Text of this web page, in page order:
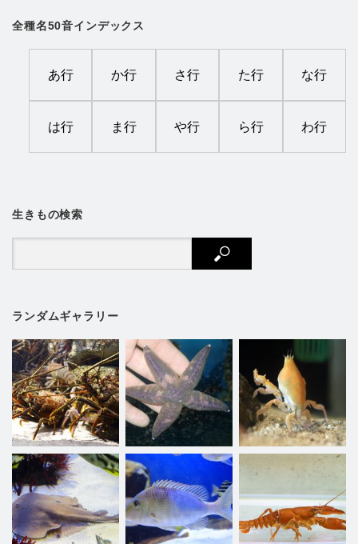
全種名50音インデックス
あ行 か行 さ行 た行 な行
は行 ま行 や行 ら行 わ行
生きもの検索
ランダムギャラリー